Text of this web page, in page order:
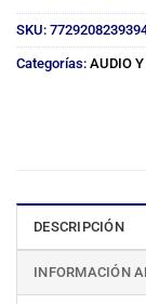
SKU:
Categorías: AUDIO Y
DESCRIPCIÓN
INFORMACIÓN